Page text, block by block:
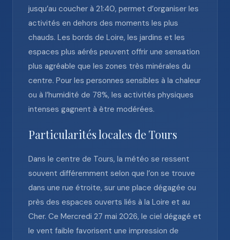
jusqu’au coucher à 21:40, permet d’organiser les
activités en dehors des moments les plus
chauds. Les bords de Loire, les jardins et les
espaces plus aérés peuvent offrir une sensation
plus agréable que les zones très minérales du
centre. Pour les personnes sensibles à la chaleur
ou à l’humidité de 78%, les activités physiques
intenses gagnent à être modérées.
Particularités locales de Tours
Dans le centre de Tours, la météo se ressent
souvent différemment selon que l’on se trouve
dans une rue étroite, sur une place dégagée ou
près des espaces ouverts liés à la Loire et au
Cher. Ce Mercredi 27 mai 2026, le ciel dégagé et
le vent faible favorisent une impression de